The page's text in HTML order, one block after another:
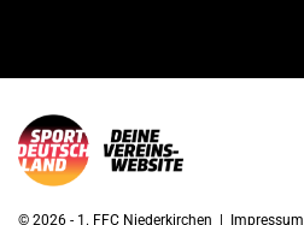
© 2026 - 1. FFC Niederkirchen | Impressum